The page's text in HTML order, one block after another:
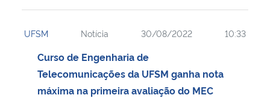
Ministério do Turismo
Ministério do Desenvolvimento Regional
Controladoria-Geral da União
UFSM Notícia 30/08/2022 10:33
Curso de Engenharia de
Telecomunicações da UFSM ganha nota
máxima na primeira avaliação do MEC